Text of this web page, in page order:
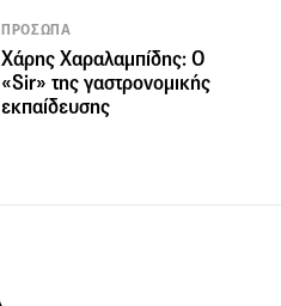
ΠΡΟΣΩΠΑ
Χάρης Χαραλαμπίδης: Ο
«Sir» της γαστρονομικής
εκπαίδευσης